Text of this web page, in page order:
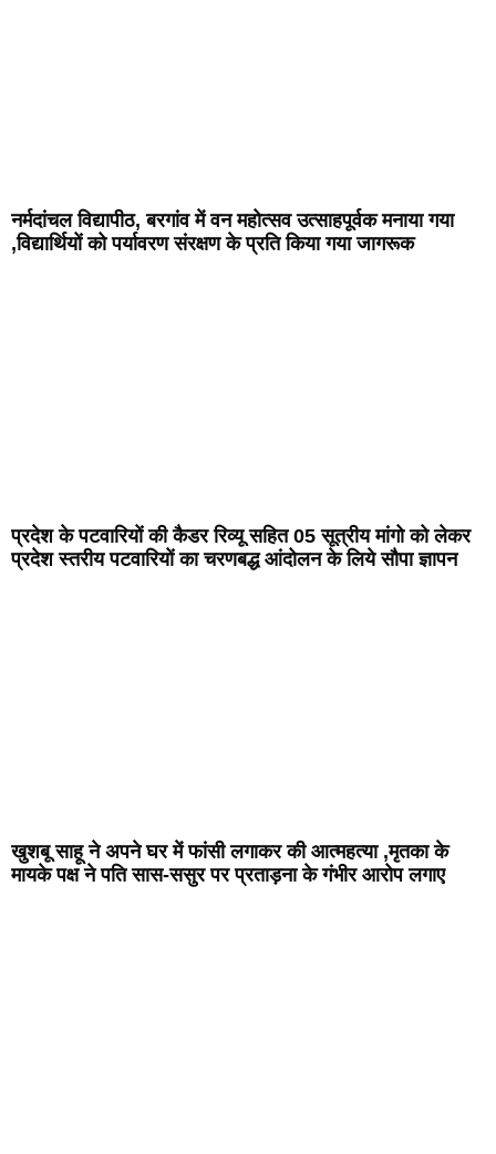
नर्मदांचल विद्यापीठ, बरगांव में वन महोत्सव उत्साहपूर्वक मनाया गया
,विद्यार्थियों को पर्यावरण संरक्षण के प्रति किया गया जागरूक
प्रदेश के पटवारियों की कैडर रिव्यू सहित 05 सूत्रीय मांगो को लेकर
प्रदेश स्तरीय पटवारियों का चरणबद्ध आंदोलन के लिये सौपा ज्ञापन
खुशबू साहू ने अपने घर में फांसी लगाकर की आत्महत्या ,मृतका के
मायके पक्ष ने पति सास-ससुर पर प्रताड़ना के गंभीर आरोप लगाए